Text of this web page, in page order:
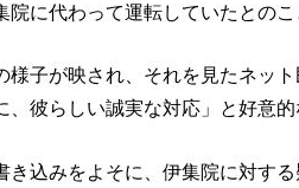
に代わって運転していたとのこ
子が映され、それを見たネッ
彼らしい誠実な対応」と好意的
き込みをよそに、伊集院に対す